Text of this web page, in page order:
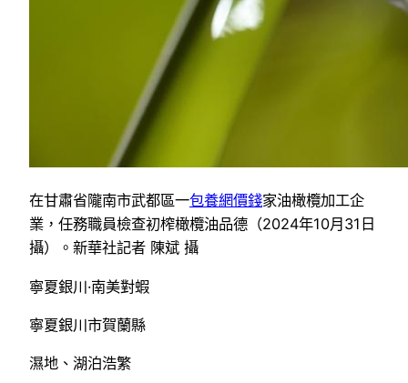
在甘肅省隴南市武都區一包養網價錢家油橄欖加工企
業，任務職員檢查初榨橄欖油品德（2024年10月31日
攝）。新華社記者 陳斌 攝
寧夏銀川·南美對蝦
寧夏銀川市賀蘭縣
濕地、湖泊浩繁